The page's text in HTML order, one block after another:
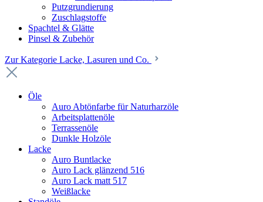
Putzgrundierung
Zuschlagstoffe
Spachtel & Glätte
Pinsel & Zubehör
Zur Kategorie Lacke, Lasuren und Co.
Öle
Auro Abtönfarbe für Naturharzöle
Arbeitsplattenöle
Terrassenöle
Dunkle Holzöle
Lacke
Auro Buntlacke
Auro Lack glänzend 516
Auro Lack matt 517
Weißlacke